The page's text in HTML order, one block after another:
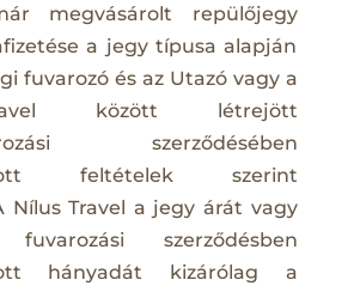
megvásárolt repülőjegy
a jegy típusa alapján
fuvarozó és az Utazó vagy a
között létrejött
szerződésében
feltételek szerint
Nílus Travel a jegy árát vagy
szerződésben
hányadát kizárólag a